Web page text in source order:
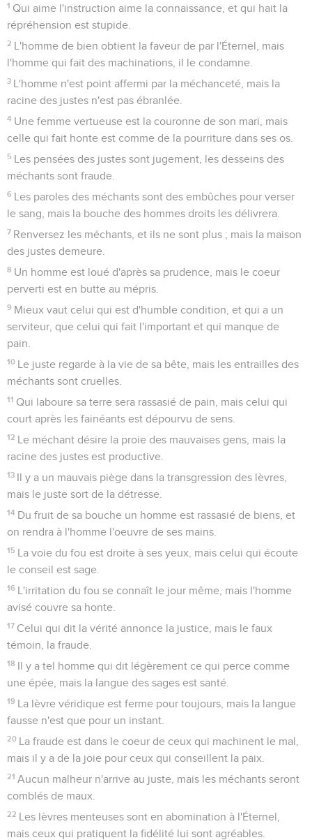
1 Qui aime l'instruction aime la connaissance, et qui hait la
répréhension est stupide.
2 L'homme de bien obtient la faveur de par l'Éternel, mais
l'homme qui fait des machinations, il le condamne.
3 L'homme n'est point affermi par la méchanceté, mais la
racine des justes n'est pas ébranlée.
4 Une femme vertueuse est la couronne de son mari, mais
celle qui fait honte est comme de la pourriture dans ses os.
5 Les pensées des justes sont jugement, les desseins des
méchants sont fraude.
6 Les paroles des méchants sont des embûches pour verser
le sang, mais la bouche des hommes droits les délivrera.
7 Renversez les méchants, et ils ne sont plus ; mais la maison
des justes demeure.
8 Un homme est loué d'après sa prudence, mais le coeur
perverti est en butte au mépris.
9 Mieux vaut celui qui est d'humble condition, et qui a un
serviteur, que celui qui fait l'important et qui manque de
pain.
10 Le juste regarde à la vie de sa bête, mais les entrailles des
méchants sont cruelles.
11 Qui laboure sa terre sera rassasié de pain, mais celui qui
court après les fainéants est dépourvu de sens.
12 Le méchant désire la proie des mauvaises gens, mais la
racine des justes est productive.
13 Il y a un mauvais piège dans la transgression des lèvres,
mais le juste sort de la détresse.
14 Du fruit de sa bouche un homme est rassasié de biens, et
on rendra à l'homme l'oeuvre de ses mains.
15 La voie du fou est droite à ses yeux, mais celui qui écoute
le conseil est sage.
16 L'irritation du fou se connaît le jour même, mais l'homme
avisé couvre sa honte.
17 Celui qui dit la vérité annonce la justice, mais le faux
témoin, la fraude.
18 Il y a tel homme qui dit légèrement ce qui perce comme
une épée, mais la langue des sages est santé.
19 La lèvre véridique est ferme pour toujours, mais la langue
fausse n'est que pour un instant.
20 La fraude est dans le coeur de ceux qui machinent le mal,
mais il y a de la joie pour ceux qui conseillent la paix.
21 Aucun malheur n'arrive au juste, mais les méchants seront
comblés de maux.
22 Les lèvres menteuses sont en abomination à l'Éternel,
mais ceux qui pratiquent la fidélité lui sont agréables.